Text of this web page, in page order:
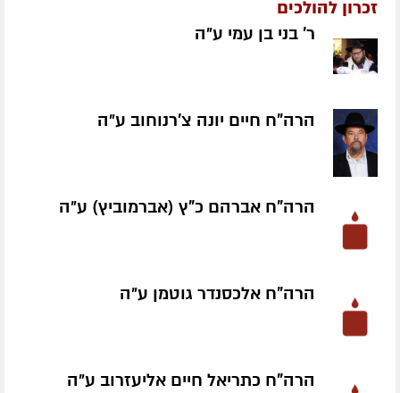
זכרון להולכים
ר' בני בן עמי ע״ה
הרה"ח חיים יונה צ'רנוחוב ע״ה
הרה"ח אברהם כ"ץ (אברמוביץ) ע״ה
הרה"ח אלכסנדר גוטמן ע״ה
הרה"ח כתריאל חיים אליעזרוב ע״ה